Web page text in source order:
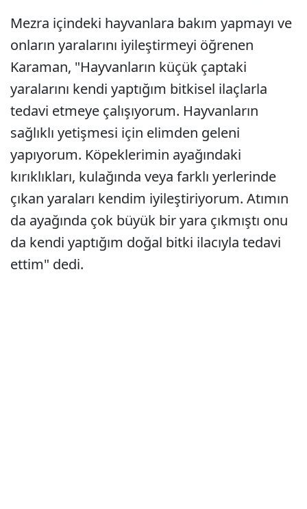
Mezra içindeki hayvanlara bakım yapmayı ve
onların yaralarını iyileştirmeyi öğrenen
Karaman, "Hayvanların küçük çaptaki
yaralarını kendi yaptığım bitkisel ilaçlarla
tedavi etmeye çalışıyorum. Hayvanların
sağlıklı yetişmesi için elimden geleni
yapıyorum. Köpeklerimin ayağındaki
kırıklıkları, kulağında veya farklı yerlerinde
çıkan yaraları kendim iyileştiriyorum. Atımın
da ayağında çok büyük bir yara çıkmıştı onu
da kendi yaptığım doğal bitki ilacıyla tedavi
ettim" dedi.